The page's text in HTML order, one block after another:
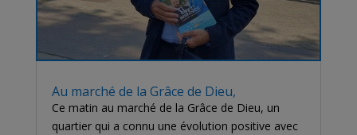
Au marché de la Grâce de Dieu,
Ce matin au marché de la Grâce de Dieu, un
quartier qui a connu une évolution positive avec